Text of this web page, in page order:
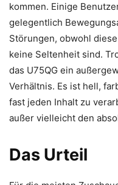
kommen. Einige
gelegentlich
Störungen, obwohl
keine Seltenheit sind.
das U75QG ein
Verhältnis. Es ist hell,
fast jeden Inhalt zu
außer vielleicht den
Das Urteil